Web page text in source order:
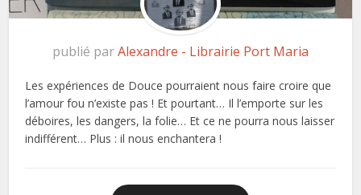
publié parAlexandre - Librairie Port Maria
Les expériences de Douce pourraient nous faire croire que
l’amour fou n’existe pas ! Et pourtant… Il l’emporte sur les
déboires, les dangers, la folie… Et ce ne pourra nous laisser
indifférent… Plus : il nous enchantera !